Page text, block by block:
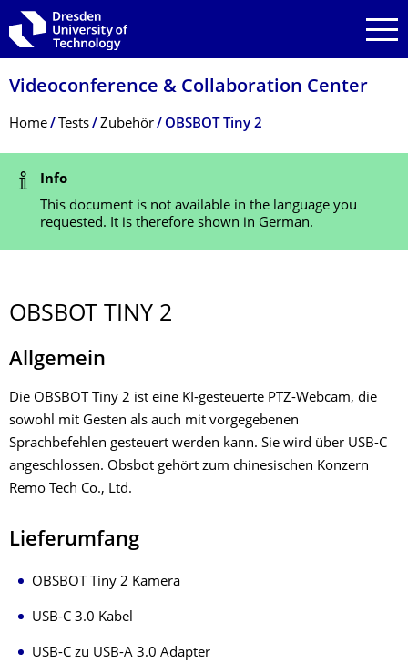
Skip to main navigation
Skip to search
Skip to content
Videoconference & Collaboration Center
Breadcrumb Menu
Home Tests Zubehör OBSBOT Tiny 2
Status Message
Info
This document is not available in the language you
requested. It is therefore shown in German.
OBSBOT TINY 2
Allgemein
Die OBSBOT Tiny 2 ist eine KI-gesteuerte PTZ-Webcam, die
sowohl mit Gesten als auch mit vorgegebenen
Sprachbefehlen gesteuert werden kann. Sie wird über USB-C
angeschlossen. Obsbot gehört zum chinesischen Konzern
Remo Tech Co., Ltd.
Lieferumfang
OBSBOT Tiny 2 Kamera
USB-C 3.0 Kabel
USB-C zu USB-A 3.0 Adapter